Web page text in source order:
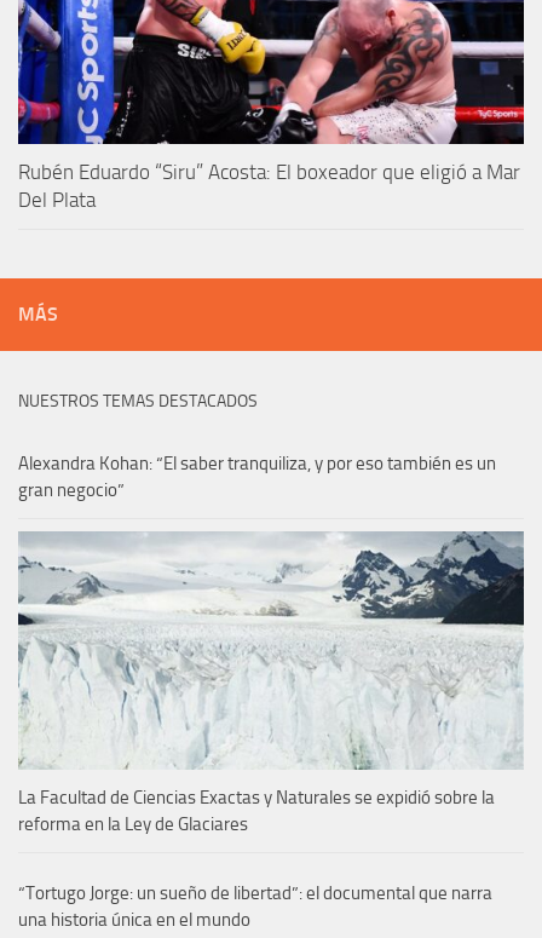
Rubén Eduardo “Siru” Acosta: El boxeador que eligió a Mar
Del Plata
MÁS
NUESTROS TEMAS DESTACADOS
Alexandra Kohan: “El saber tranquiliza, y por eso también es un
gran negocio”
La Facultad de Ciencias Exactas y Naturales se expidió sobre la
reforma en la Ley de Glaciares
“Tortugo Jorge: un sueño de libertad”: el documental que narra
una historia única en el mundo